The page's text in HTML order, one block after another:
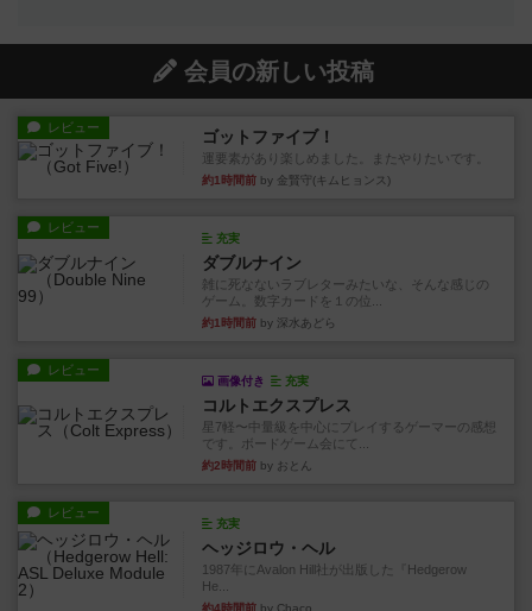
会員の新しい投稿
レビュー ゴットファイブ！
運要素があり楽しめました。またやりたいです。
約1時間前 by 金賢守(キムヒョンス)
レビュー
充実
ダブルナイン
雑に死なないラブレターみたいな、そんな感じの
ゲーム。数字カードを１の位...
約1時間前 by 深水あどら
レビュー
画像付き 充実
コルトエクスプレス
星7軽〜中量級を中心にプレイするゲーマーの感想
です。ボードゲーム会にて...
約2時間前 by おとん
レビュー
充実
ヘッジロウ・ヘル
1987年にAvalon Hill社が出版した『Hedgerow
He...